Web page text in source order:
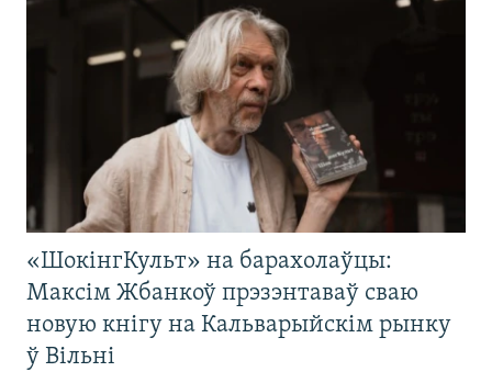
«ШокінгКульт» на барахолаўцы:
Максім Жбанкоў прэзэнтаваў сваю
новую кнігу на Кальварыйскім рынку
ў Вільні